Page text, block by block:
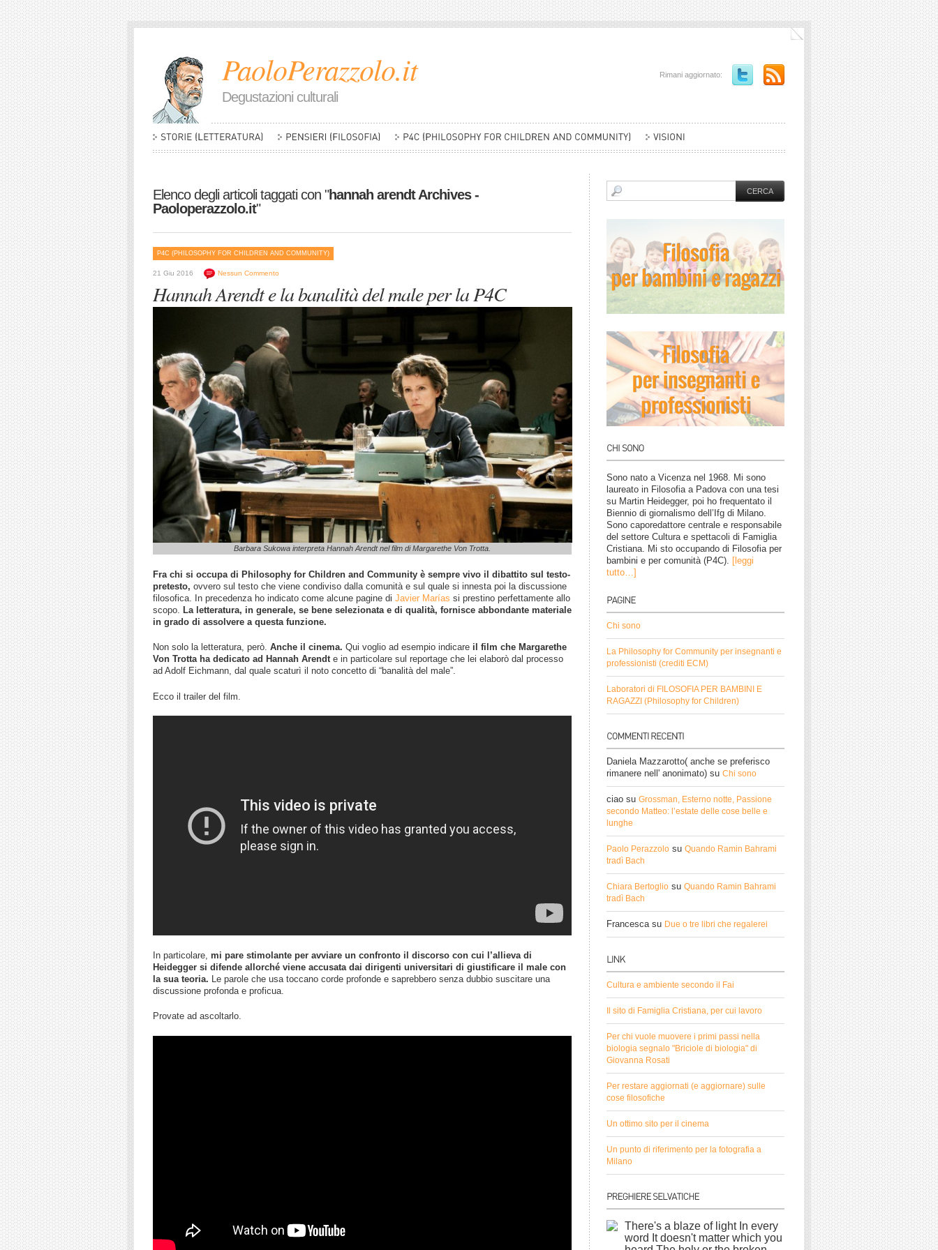
PaoloPerazzolo.it
Degustazioni culturali
Rimani aggiornato:
Elenco degli articoli taggati con "hannah arendt Archives -
Paoloperazzolo.it"
P4C (PHILOSOPHY FOR CHILDREN AND COMMUNITY)
21 Giu 2016 Nessun Commento
Hannah Arendt e la banalità del male per la P4C
Barbara Sukowa interpreta Hannah Arendt nel film di Margarethe Von Trotta.
Fra chi si occupa di Philosophy for Children and Community è sempre vivo il dibattito sul testo-
pretesto, ovvero sul testo che viene condiviso dalla comunità e sul quale si innesta poi la discussione
filosofica. In precedenza ho indicato come alcune pagine di Javier Marías si prestino perfettamente allo
scopo. La letteratura, in generale, se bene selezionata e di qualità, fornisce abbondante materiale
in grado di assolvere a questa funzione.
Non solo la letteratura, però. Anche il cinema. Qui voglio ad esempio indicare il film che Margarethe
Von Trotta ha dedicato ad Hannah Arendte in particolare sul reportage che lei elaborò dal processo
ad Adolf Eichmann, dal quale scaturì il noto concetto di “banalità del male”.
Ecco il trailer del film.
In particolare, mi pare stimolante per avviare un confronto il discorso con cui l’allieva di
Heidegger si difende allorché viene accusata dai dirigenti universitari di giustificare il male con
la sua teoria. Le parole che usa toccano corde profonde e saprebbero senza dubbio suscitare una
discussione profonda e proficua.
Provate ad ascoltarlo.
Sono nato a Vicenza nel 1968. Mi sono
laureato in Filosofia a Padova con una tesi
su Martin Heidegger, poi ho frequentato il
Biennio di giornalismo dell’Ifg di Milano.
Sono caporedattore centrale e responsabile
del settore Cultura e spettacoli di Famiglia
Cristiana. Mi sto occupando di Filosofia per
bambini e per comunità (P4C). [leggi
tutto…]
Chi sono
La Philosophy for Community per insegnanti e
professionisti (crediti ECM)
Laboratori di FILOSOFIA PER BAMBINI E
RAGAZZI (Philosophy for Children)
Daniela Mazzarotto( anche se preferisco
rimanere nell' anonimato) su Chi sono
ciao su Grossman, Esterno notte, Passione
secondo Matteo: l’estate delle cose belle e
lunghe
Paolo Perazzolo su Quando Ramin Bahrami
tradì Bach
Chiara Bertoglio su Quando Ramin Bahrami
tradì Bach
Francescasu Due o tre libri che regalerei
Cultura e ambiente secondo il Fai
Il sito di Famiglia Cristiana, per cui lavoro
Per chi vuole muovere i primi passi nella
biologia segnalo "Briciole di biologia" di
Giovanna Rosati
Per restare aggiornati (e aggiornare) sulle
cose filosofiche
Un ottimo sito per il cinema
Un punto di riferimento per la fotografia a
Milano
There's a blaze of light In every
word It doesn't matter which you